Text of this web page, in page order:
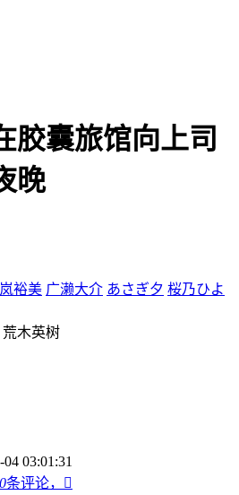
胶囊旅馆向上司
晚
裕美 广濑大介 あさぎ夕 桜乃ひよ
荒木英树
04 03:01:31
0条评论，
